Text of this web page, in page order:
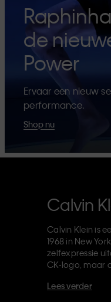
de
Power
Ervaar een nieuw
performance.
Shop nu
Calvin
Calvin Klein is
1968 in New
zelfexpressie
CK-logo, maar
van de CK-
Lees verder